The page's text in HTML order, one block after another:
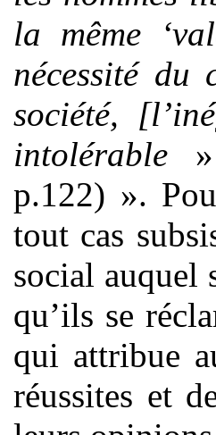
la même
nécessité du
société,
intolérable
p.122) ».
tout cas
social auquel
qu’ils se
qui attribue
réussites et